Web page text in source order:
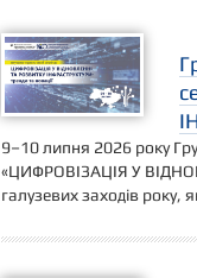
9–10 липня 2026 року
«ЦИФРОВІЗАЦІЯ У
галузевих заходів року,